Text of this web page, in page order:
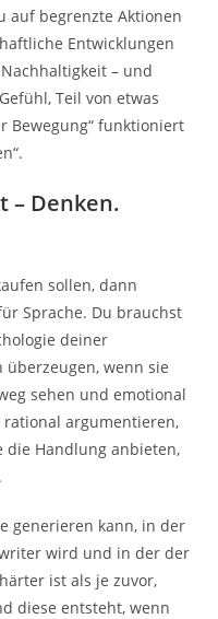
auf begrenzte Aktionen
Entwicklungen
– und
Teil von etwas
Bewegung“ funktioniert
– Denken.
sollen, dann
Sprache. Du brauchst
deiner
überzeugen, wenn sie
sehen und emotional
argumentieren,
die Handlung anbieten,
generieren kann, in der
wird und in der der
ist als je zuvor,
diese entsteht, wenn